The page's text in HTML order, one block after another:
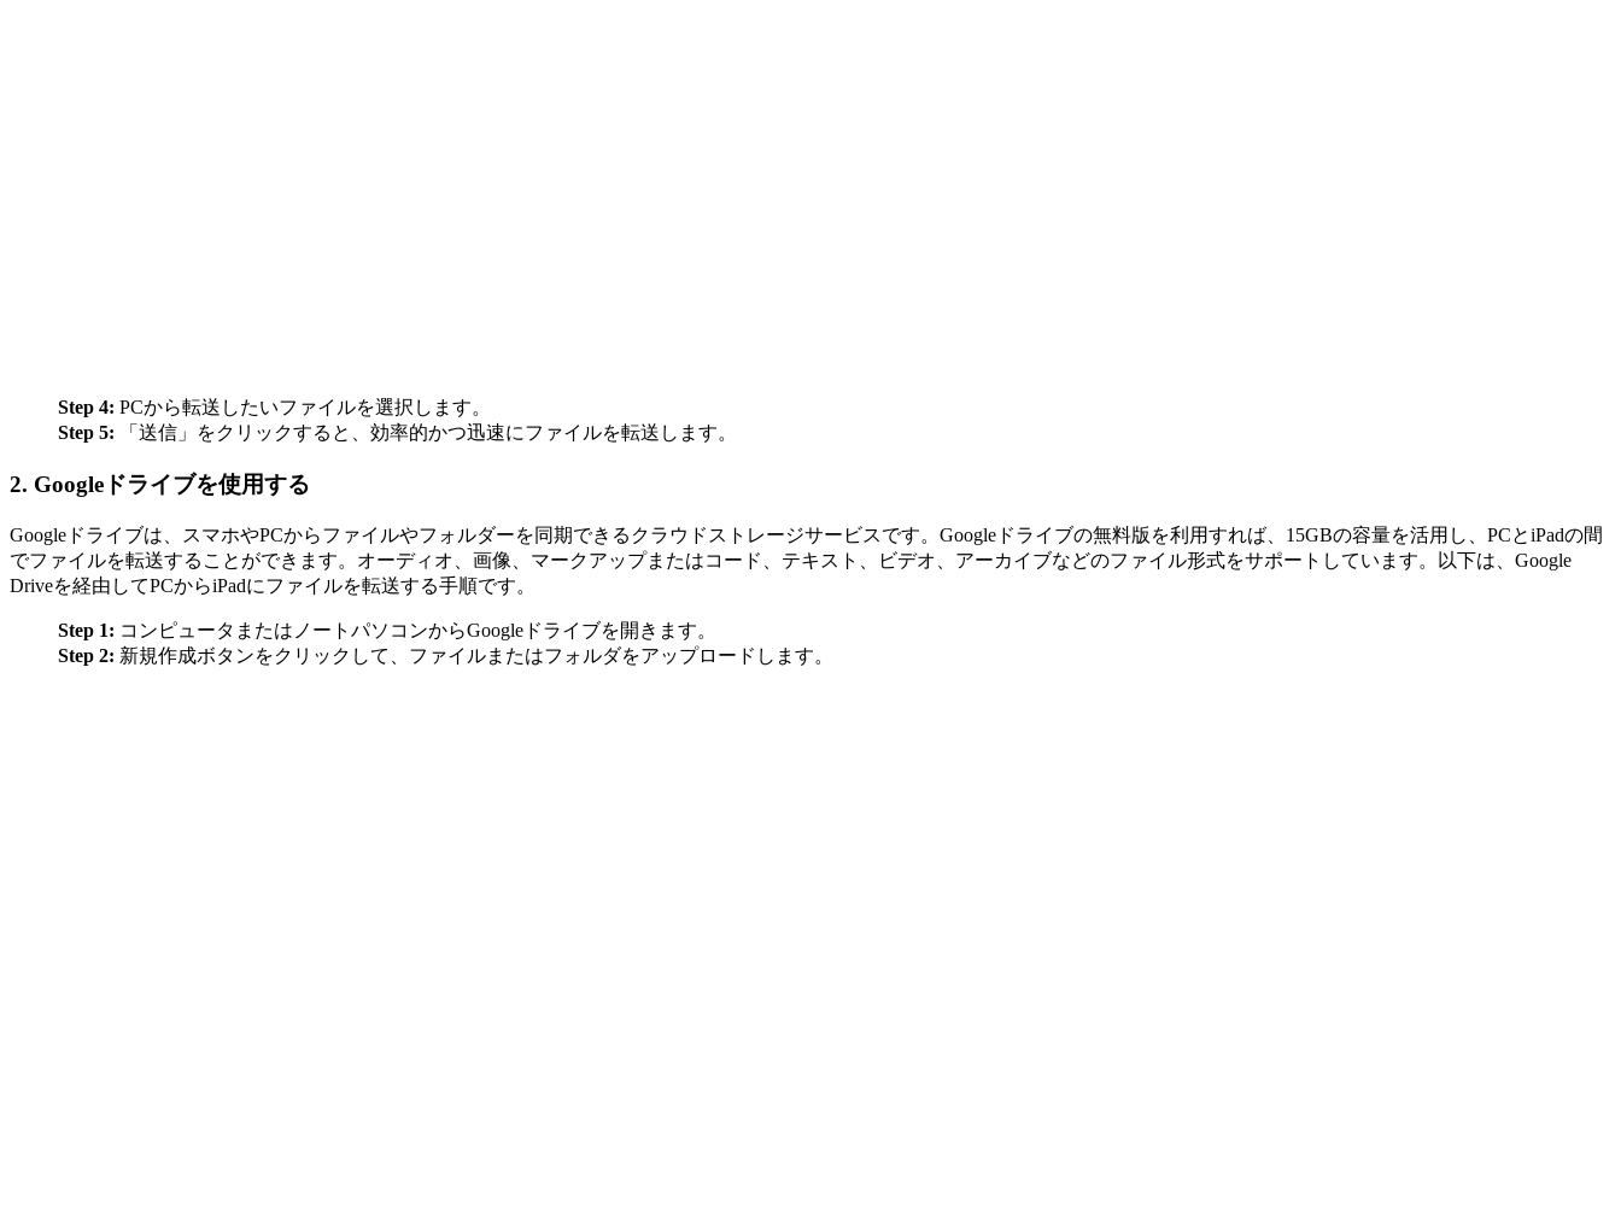
Step 4: PCから転送したいファイルを選択します。
Step 5:
「送信」をクリックすると、効率的かつ迅速にファイルを転送します。
2. Googleドライブを使用する
Googleドライブは、スマホやPCからファイルやフォルダーを同期できるクラウドストレージサービスです。Googleドライブの無料版を利用すれば、15GBの容量を活用し、PCとiPadの間
でファイルを転送することができます。オーディオ、画像、マークアップまたはコード、テキスト、ビデオ、アーカイブなどのファイル形式をサポートしています。以下は、Google
Driveを経由してPCからiPadにファイルを転送する手順です。
Step 1: コンピュータまたはノートパソコンからGoogleドライブを開きます。
Step 2: 新規作成ボタンをクリックして、ファイルまたはフォルダをアップロードします。